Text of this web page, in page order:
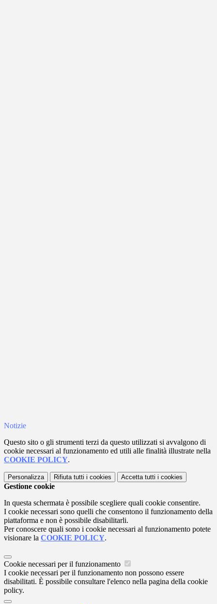
Notizie
Questo sito o gli strumenti terzi da questo utilizzati si avvalgono di
cookie necessari al funzionamento ed utili alle finalità illustrate nella
COOKIE POLICY.
Personalizza Rifiuta tutti i cookies Accetta tutti i cookies
Gestione cookie
In questa schermata è possibile scegliere quali cookie consentire.
I cookie necessari sono quelli che consentono il funzionamento della
piattaforma e non è possibile disabilitarli.
Per conoscere quali sono i cookie necessari al funzionamento potete
visionare la COOKIE POLICY.
Cookie necessari per il funzionamento
I cookie necessari per il funzionamento non possono essere
disabilitati. È possibile consultare l'elenco nella pagina della cookie
policy.